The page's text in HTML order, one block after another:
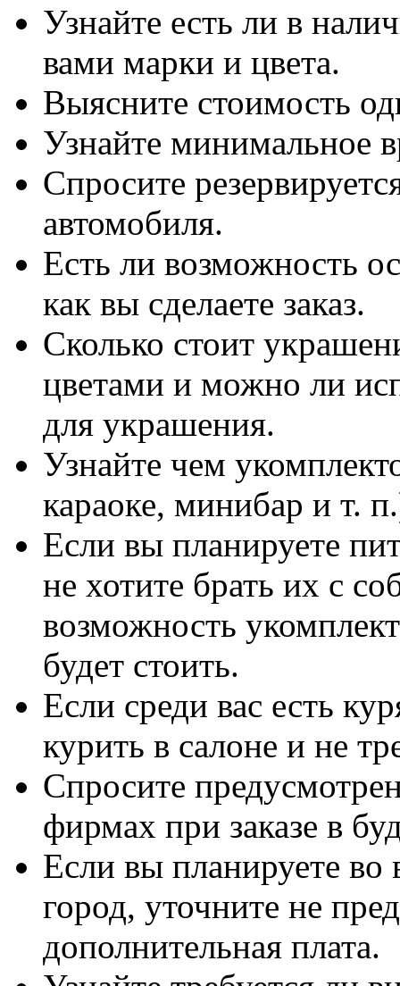
Узнайте есть ли в
вами марки и цвета.
Выясните стоимость
Узнайте минимальное
Спросите
автомобиля.
Есть ли возможность
как вы сделаете заказ.
Сколько стоит
цветами и можно ли
для украшения.
Узнайте чем
караоке, минибар и т.
Если вы планируете
не хотите брать их с
возможность
будет стоить.
Если среди вас есть
курить в салоне и не
Спросите
фирмах при заказе в
Если вы планируете во
город, уточните не
дополнительная плата.